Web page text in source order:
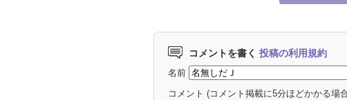
コメントを書く 投稿の利用規約
名前
コメント (コメント掲載に5分ほどかかる場